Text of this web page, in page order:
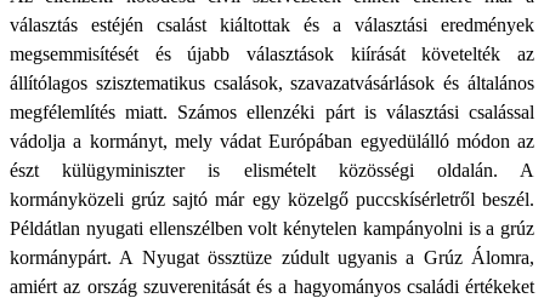
választás estéjén csalást kiáltottak és a választási eredmények
megsemmisítését és újabb választások kiírását követelték az
állítólagos szisztematikus csalások, szavazatvásárlások és általános
megfélemlítés miatt. Számos ellenzéki párt is választási csalással
vádolja a kormányt, mely vádat Európában egyedülálló módon az
észt külügyminiszter is elismételt közösségi oldalán. A
kormányközeli grúz sajtó már egy közelgő puccskísérletről beszél.
Példátlan nyugati ellenszélben volt kénytelen kampányolni is a grúz
kormánypárt. A Nyugat össztüze zúdult ugyanis a Grúz Álomra,
amiért az ország szuverenitását és a hagyományos családi értékeket